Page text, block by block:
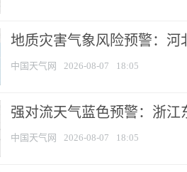
地质灾害气象风险预警：河
中国天气网 2026-08-07 18:05
强对流天气蓝色预警：浙江
中国天气网 2026-08-07 18:05